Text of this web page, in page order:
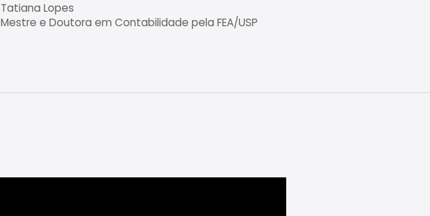
Tatiana Lopes
Mestre e Doutora em Contabilidade pela FEA/USP